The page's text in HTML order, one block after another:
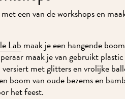
een van de workshops en
Lab maak je een hangende
maak je van gebruikt
met glitters en vrolijke
boom van oude bezems en
het feest.